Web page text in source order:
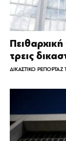
τρεις
ΔΙΚΑΣΤΙΚΟ ΡΕΠΟΡΤΑΖ